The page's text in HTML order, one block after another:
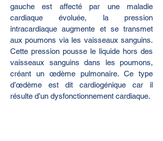
gauche est affecté par une maladie
cardiaque évoluée, la pression
intracardiaque augmente et se transmet
aux poumons via les vaisseaux sanguins.
Cette pression pousse le liquide hors des
vaisseaux sanguins dans les poumons,
créant un œdème pulmonaire. Ce type
d’œdème est dit cardiogénique car il
résulte d’un dysfonctionnement cardiaque.